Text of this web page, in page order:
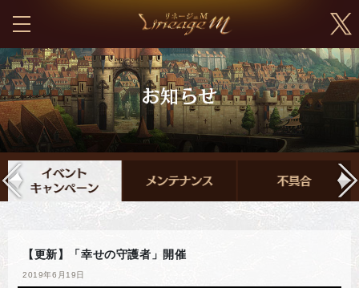
【更新】「幸せの守護者」開催
2019年6月19日